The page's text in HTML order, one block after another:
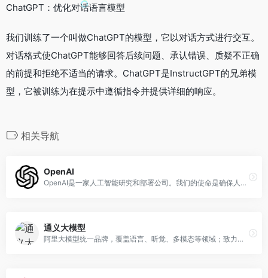
ChatGPT：优化对话语言模型
我们训练了一个叫做ChatGPT的模型，它以对话方式进行交互。
对话格式使ChatGPT能够回答后续问题、承认错误、质疑不正确
的前提和拒绝不适当的请求。ChatGPT是InstructGPT的兄弟模
型，它被训练为在提示中遵循指令并提供详细的响应。
相关导航
OpenAI
OpenAI是一家人工智能研究和部署公司。我们的使命是确保人工智能造福全人类。
通义大模型
阿里大模型统一品牌，覆盖语言、听觉、多模态等领域；致力于实现接近人类智慧的通用智能，让AI从“单一感官”到“五官全开”